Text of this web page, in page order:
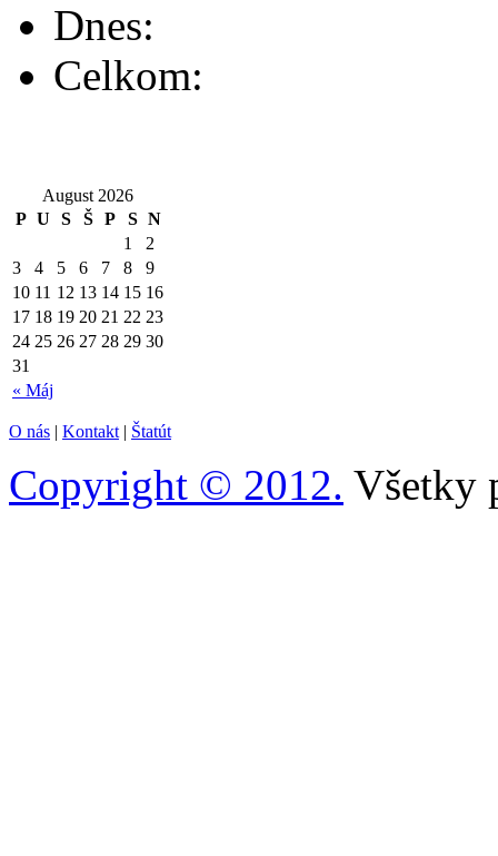
Dnes:
Celkom:
August 2026
P U S Š P S N
« Máj
1
2
3
4 5 6 7 8
9
10 11 12 13 14 15 16
17 18 19 20 21 22 23
24 25 26 27 28 29 30
31
O nás | Kontakt | Štatút
Copyright © 2012. Všetky